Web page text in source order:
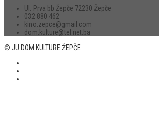
Ul. Prva bb Žepče 72230 Žepče
032 880 462
kino.zepce@gmail.com
dom.kulture@tel.net.ba
© JU DOM KULTURE ŽEPČE